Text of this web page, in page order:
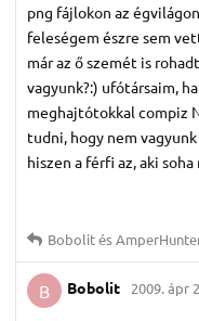
png fájlokon az
feleségem észre sem
már az ő szemét is
vagyunk?:) ufótársaim,
meghajtótokkal compiz
tudni, hogy nem
hiszen a férfi az, aki
Bobolités
B Bobolit 2009. ápr